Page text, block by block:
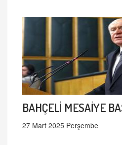
BAHÇELİ MESAİYE
27 Mart 2025 Perşembe